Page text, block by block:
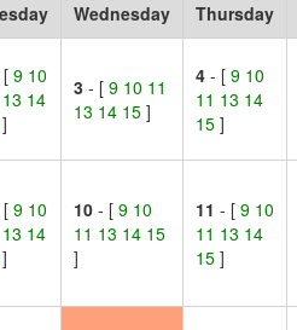
Wednesday Thursday
[9 10
14
]
3 - [9 10 11
13 14 15]
4 - [9 10
11 13 14
15]
[9 10
14
]
10 - [9 10
11 13 14 15
]
11 - [9 10
11 13 14
15]